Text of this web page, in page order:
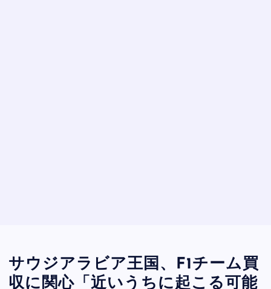
サウジアラビア王国、F1チーム買
収に関心「近いうちに起こる可能